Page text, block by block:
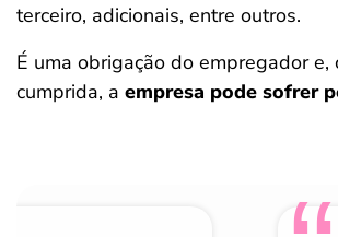
terceiro, adicionais, entre outros.
É uma obrigação do empregador e,
cumprida, a empresa pode sofrer